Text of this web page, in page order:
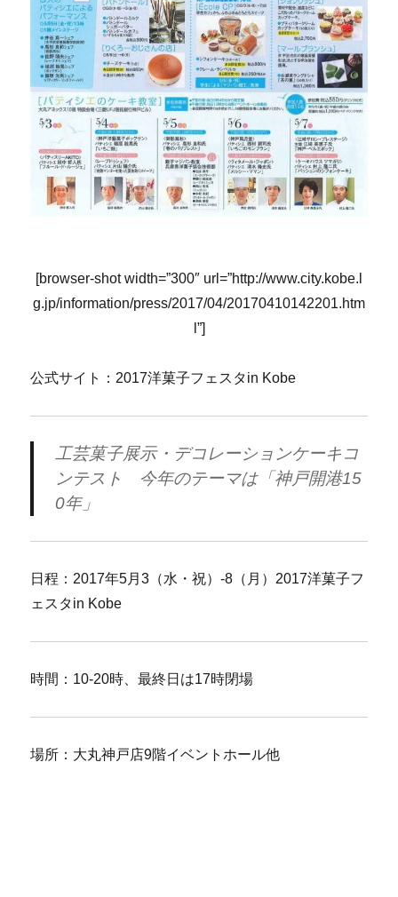
[browser-shot width=”300″ url=”http://www.city.kobe.l
g.jp/information/press/2017/04/20170410142201.htm
l”]
公式サイト：2017洋菓子フェスタin Kobe
工芸菓子展示・デコレーションケーキコ
ンテスト 今年のテーマは「神戸開港15
0年」
日程：2017年5月3（水・祝）-8（月）2017洋菓子フ
ェスタin Kobe
時間：10-20時、最終日は17時閉場
場所：大丸神戸店9階イベントホール他